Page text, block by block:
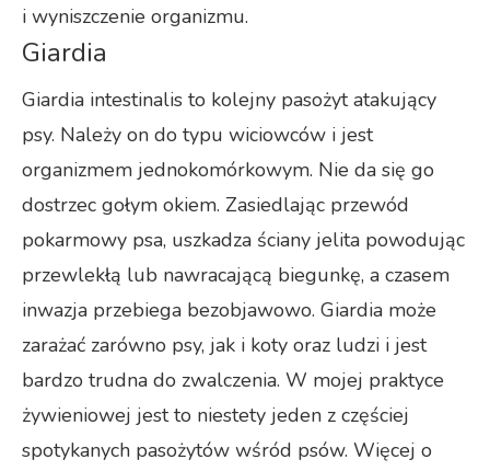
i wyniszczenie organizmu.
Giardia
Giardia intestinalis to kolejny pasożyt atakujący
psy. Należy on do typu wiciowców i jest
organizmem jednokomórkowym. Nie da się go
dostrzec gołym okiem. Zasiedlając przewód
pokarmowy psa, uszkadza ściany jelita powodując
przewlekłą lub nawracającą biegunkę, a czasem
inwazja przebiega bezobjawowo. Giardia może
zarażać zarówno psy, jak i koty oraz ludzi i jest
bardzo trudna do zwalczenia. W mojej praktyce
żywieniowej jest to niestety jeden z częściej
spotykanych pasożytów wśród psów. Więcej o